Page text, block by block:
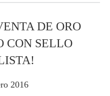
DE ORO
CON SELLO
2016